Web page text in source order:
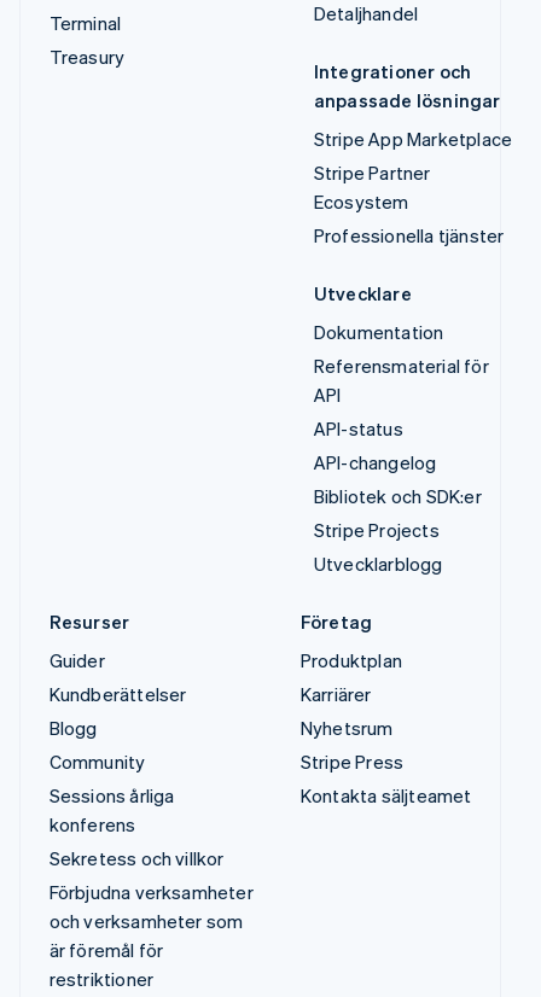
Terminal
Treasury
Detaljhandel
Integrationer och
anpassade lösningar
Stripe App Marketplace
Stripe Partner
Ecosystem
Professionella tjänster
Utvecklare
Dokumentation
Referensmaterial för
API
API-status
API-changelog
Bibliotek och SDK:er
Stripe Projects
Utvecklarblogg
Resurser
Guider
Kundberättelser
Blogg
Community
Sessions årliga
konferens
Sekretess och villkor
Förbjudna verksamheter
och verksamheter som
är föremål för
restriktioner
Företag
Produktplan
Karriärer
Nyhetsrum
Stripe Press
Kontakta säljteamet